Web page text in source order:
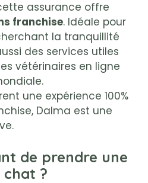
assurance offre
franchise. Idéale pour
la tranquillité
des services utiles
vétérinaires en ligne
une expérience 100%
Dalma est une
de prendre une
?